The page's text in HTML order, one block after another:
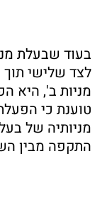
בעוד שבעלת
לצד שלישי
מניות ב', היא
מניותיה של
התקפה מבין